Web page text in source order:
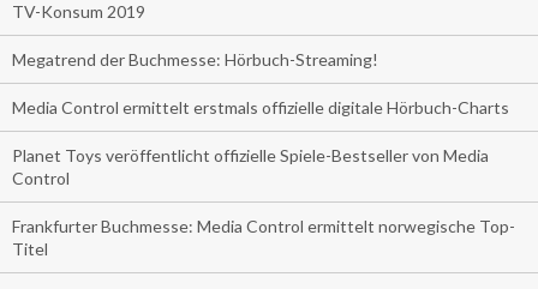
TV-Konsum 2019
Megatrend der Buchmesse: Hörbuch-Streaming!
Media Control ermittelt erstmals offizielle digitale Hörbuch-Charts
Planet Toys veröffentlicht offizielle Spiele-Bestseller von Media
Control
Frankfurter Buchmesse: Media Control ermittelt norwegische Top-
Titel